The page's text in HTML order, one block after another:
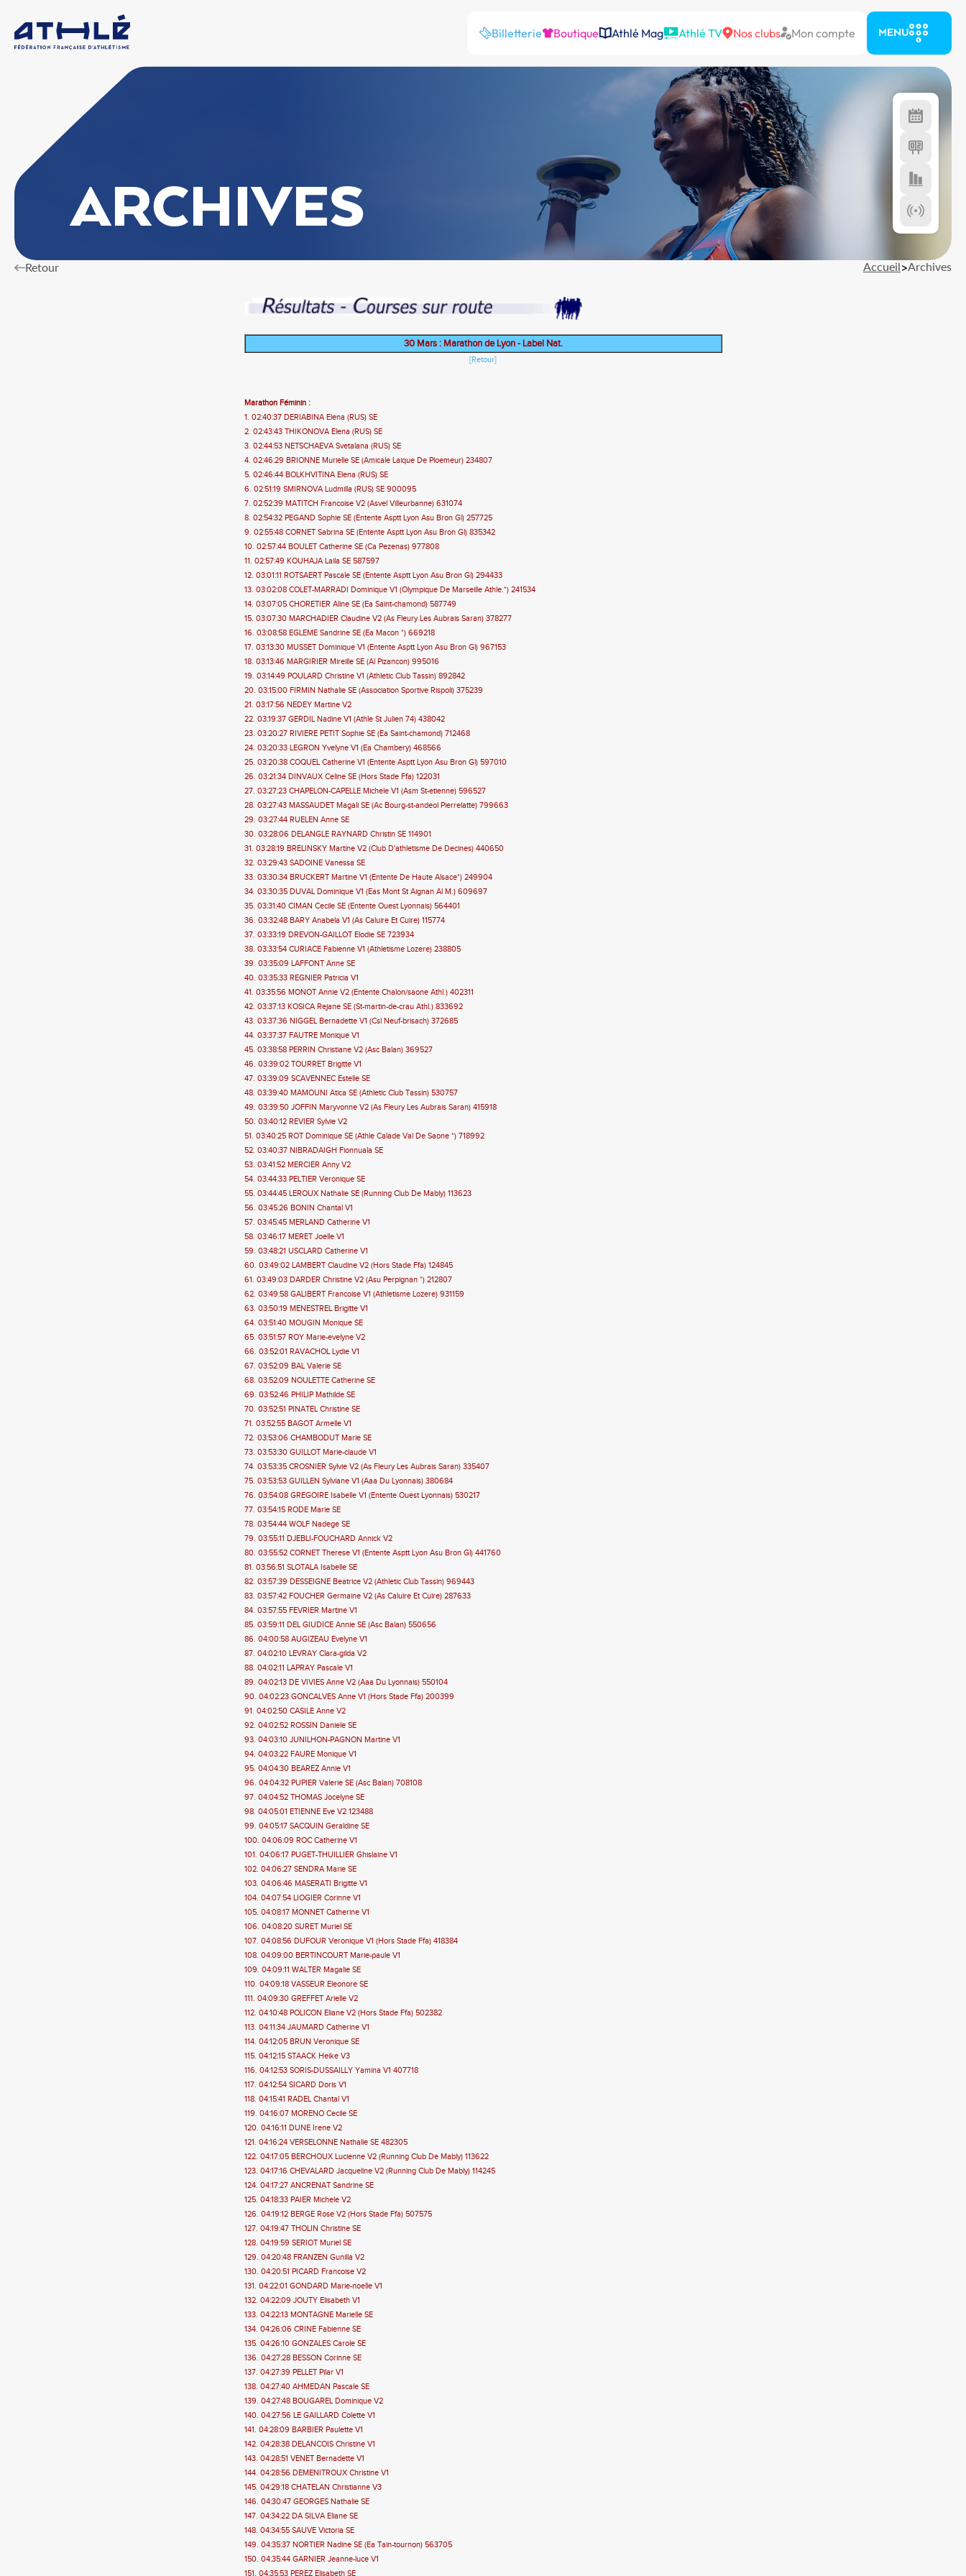
Billetterie Boutique Athlé Mag Athlé TV Nos clubs Mon compte MENU
ARCHIVES
Retour Accueil>Archives
30 Mars : Marathon de Lyon - Label Nat.
[Retour]
Marathon Féminin :
1. 02:40:37 DERIABINA Elena (RUS) SE
2. 02:43:43 THIKONOVA Elena (RUS) SE
3. 02:44:53 NETSCHAEVA Svetalana (RUS) SE
4. 02:46:29 BRIONNE Murielle SE (Amicale Laique De Ploemeur) 234807
5. 02:46:44 BOLKHVITINA Elena (RUS) SE
6. 02:51:19 SMIRNOVA Ludmilla (RUS) SE 900095
7. 02:52:39 MATITCH Francoise V2 (Asvel Villeurbanne) 631074
8. 02:54:32 PEGAND Sophie SE (Entente Asptt Lyon Asu Bron Gl) 257725
9. 02:55:48 CORNET Sabrina SE (Entente Asptt Lyon Asu Bron Gl) 835342
10. 02:57:44 BOULET Catherine SE (Ca Pezenas) 977808
11. 02:57:49 KOUHAJA Laila SE 587597
12. 03:01:11 ROTSAERT Pascale SE (Entente Asptt Lyon Asu Bron Gl) 294433
13. 03:02:08 COLET-MARRADI Dominique V1 (Olympique De Marseille Athle.*) 241534
14. 03:07:05 CHORETIER Aline SE (Ea Saint-chamond) 587749
15. 03:07:30 MARCHADIER Claudine V2 (As Fleury Les Aubrais Saran) 378277
16. 03:08:58 EGLEME Sandrine SE (Ea Macon *) 669218
17. 03:13:30 MUSSET Dominique V1 (Entente Asptt Lyon Asu Bron Gl) 967153
18. 03:13:46 MARGIRIER Mireille SE (Al Pizancon) 995016
19. 03:14:49 POULARD Christine V1 (Athletic Club Tassin) 892842
20. 03:15:00 FIRMIN Nathalie SE (Association Sportive Rispoli) 375239
21. 03:17:56 NEDEY Martine V2
22. 03:19:37 GERDIL Nadine V1 (Athle St Julien 74) 438042
23. 03:20:27 RIVIERE PETIT Sophie SE (Ea Saint-chamond) 712468
24. 03:20:33 LEGRON Yvelyne V1 (Ea Chambery) 468566
25. 03:20:38 COQUEL Catherine V1 (Entente Asptt Lyon Asu Bron Gl) 597010
26. 03:21:34 DINVAUX Celine SE (Hors Stade Ffa) 122031
27. 03:27:23 CHAPELON-CAPELLE Michele V1 (Asm St-etienne) 596527
28. 03:27:43 MASSAUDET Magali SE (Ac Bourg-st-andeol Pierrelatte) 799663
29. 03:27:44 RUELEN Anne SE
30. 03:28:06 DELANGLE RAYNARD Christin SE 114901
31. 03:28:19 BRELINSKY Martine V2 (Club D'athletisme De Decines) 440650
32. 03:29:43 SADOINE Vanessa SE
33. 03:30:34 BRUCKERT Martine V1 (Entente De Haute Alsace*) 249904
34. 03:30:35 DUVAL Dominique V1 (Eas Mont St Aignan Al M.) 609697
35. 03:31:40 CIMAN Cecile SE (Entente Ouest Lyonnais) 564401
36. 03:32:48 BARY Anabela V1 (As Caluire Et Cuire) 115774
37. 03:33:19 DREVON-GAILLOT Elodie SE 723934
38. 03:33:54 CURIACE Fabienne V1 (Athletisme Lozere) 238805
39. 03:35:09 LAFFONT Anne SE
40. 03:35:33 REGNIER Patricia V1
41. 03:35:56 MONOT Annie V2 (Entente Chalon/saone Athl.) 402311
42. 03:37:13 KOSICA Rejane SE (St-martin-de-crau Athl.) 833692
43. 03:37:36 NIGGEL Bernadette V1 (Csl Neuf-brisach) 372685
44. 03:37:37 FAUTRE Monique V1
45. 03:38:58 PERRIN Christiane V2 (Asc Balan) 369527
46. 03:39:02 TOURRET Brigitte V1
47. 03:39:09 SCAVENNEC Estelle SE
48. 03:39:40 MAMOUNI Atica SE (Athletic Club Tassin) 530757
49. 03:39:50 JOFFIN Maryvonne V2 (As Fleury Les Aubrais Saran) 415918
50. 03:40:12 REVIER Sylvie V2
51. 03:40:25 ROT Dominique SE (Athle Calade Val De Saone *) 718992
52. 03:40:37 NIBRADAIGH Fionnuala SE
53. 03:41:52 MERCIER Anny V2
54. 03:44:33 PELTIER Veronique SE
55. 03:44:45 LEROUX Nathalie SE (Running Club De Mably) 113623
56. 03:45:26 BONIN Chantal V1
57. 03:45:45 MERLAND Catherine V1
58. 03:46:17 MERET Joelle V1
59. 03:48:21 USCLARD Catherine V1
60. 03:49:02 LAMBERT Claudine V2 (Hors Stade Ffa) 124845
61. 03:49:03 DARDER Christine V2 (Asu Perpignan *) 212807
62. 03:49:58 GALIBERT Francoise V1 (Athletisme Lozere) 931159
63. 03:50:19 MENESTREL Brigitte V1
64. 03:51:40 MOUGIN Monique SE
65. 03:51:57 ROY Marie-evelyne V2
66. 03:52:01 RAVACHOL Lydie V1
67. 03:52:09 BAL Valerie SE
68. 03:52:09 NOULETTE Catherine SE
69. 03:52:46 PHILIP Mathilde SE
70. 03:52:51 PINATEL Christine SE
71. 03:52:55 BAGOT Armelle V1
72. 03:53:06 CHAMBODUT Marie SE
73. 03:53:30 GUILLOT Marie-claude V1
74. 03:53:35 CROSNIER Sylvie V2 (As Fleury Les Aubrais Saran) 335407
75. 03:53:53 GUILLEN Sylviane V1 (Aaa Du Lyonnais) 380684
76. 03:54:08 GREGOIRE Isabelle V1 (Entente Ouest Lyonnais) 530217
77. 03:54:15 RODE Marie SE
78. 03:54:44 WOLF Nadege SE
79. 03:55:11 DJEBLI-FOUCHARD Annick V2
80. 03:55:52 CORNET Therese V1 (Entente Asptt Lyon Asu Bron Gl) 441760
81. 03:56:51 SLOTALA Isabelle SE
82. 03:57:39 DESSEIGNE Beatrice V2 (Athletic Club Tassin) 969443
83. 03:57:42 FOUCHER Germaine V2 (As Caluire Et Cuire) 287633
84. 03:57:55 FEVRIER Martine V1
85. 03:59:11 DEL GIUDICE Annie SE (Asc Balan) 550656
86. 04:00:58 AUGIZEAU Evelyne V1
87. 04:02:10 LEVRAY Clara-gilda V2
88. 04:02:11 LAPRAY Pascale V1
89. 04:02:13 DE VIVIES Anne V2 (Aaa Du Lyonnais) 550104
90. 04:02:23 GONCALVES Anne V1 (Hors Stade Ffa) 200399
91. 04:02:50 CASILE Anne V2
92. 04:02:52 ROSSIN Daniele SE
93. 04:03:10 JUNILHON-PAGNON Martine V1
94. 04:03:22 FAURE Monique V1
95. 04:04:30 BEAREZ Annie V1
96. 04:04:32 PUPIER Valerie SE (Asc Balan) 708108
97. 04:04:52 THOMAS Jocelyne SE
98. 04:05:01 ETIENNE Eve V2 123488
99. 04:05:17 SACQUIN Geraldine SE
100. 04:06:09 ROC Catherine V1
101. 04:06:17 PUGET-THUILLIER Ghislaine V1
102. 04:06:27 SENDRA Marie SE
103. 04:06:46 MASERATI Brigitte V1
104. 04:07:54 LIOGIER Corinne V1
105. 04:08:17 MONNET Catherine V1
106. 04:08:20 SURET Muriel SE
107. 04:08:56 DUFOUR Veronique V1 (Hors Stade Ffa) 418384
108. 04:09:00 BERTINCOURT Marie-paule V1
109. 04:09:11 WALTER Magalie SE
110. 04:09:18 VASSEUR Eleonore SE
111. 04:09:30 GREFFET Arielle V2
112. 04:10:48 POLICON Eliane V2 (Hors Stade Ffa) 502382
113. 04:11:34 JAUMARD Catherine V1
114. 04:12:05 BRUN Veronique SE
115. 04:12:15 STAACK Heike V3
116. 04:12:53 SORIS-DUSSAILLY Yamina V1 407718
117. 04:12:54 SICARD Doris V1
118. 04:15:41 RADEL Chantal V1
119. 04:16:07 MORENO Cecile SE
120. 04:16:11 DUNE Irene V2
121. 04:16:24 VERSELONNE Nathalie SE 482305
122. 04:17:05 BERCHOUX Lucienne V2 (Running Club De Mably) 113622
123. 04:17:16 CHEVALARD Jacqueline V2 (Running Club De Mably) 114245
124. 04:17:27 ANCRENAT Sandrine SE
125. 04:18:33 PAIER Michele V2
126. 04:19:12 BERGE Rose V2 (Hors Stade Ffa) 507575
127. 04:19:47 THOLIN Christine SE
128. 04:19:59 SERIOT Muriel SE
129. 04:20:48 FRANZEN Gunilla V2
130. 04:20:51 PICARD Francoise V2
131. 04:22:01 GONDARD Marie-noelle V1
132. 04:22:09 JOUTY Elisabeth V1
133. 04:22:13 MONTAGNE Marielle SE
134. 04:26:06 CRINE Fabienne SE
135. 04:26:10 GONZALES Carole SE
136. 04:27:28 BESSON Corinne SE
137. 04:27:39 PELLET Pilar V1
138. 04:27:40 AHMEDAN Pascale SE
139. 04:27:48 BOUGAREL Dominique V2
140. 04:27:56 LE GAILLARD Colette V1
141. 04:28:09 BARBIER Paulette V1
142. 04:28:38 DELANCOIS Christine V1
143. 04:28:51 VENET Bernadette V1
144. 04:28:56 DEMENITROUX Christine V1
145. 04:29:18 CHATELAN Christianne V3
146. 04:30:47 GEORGES Nathalie SE
147. 04:34:22 DA SILVA Eliane SE
148. 04:34:55 SAUVE Victoria SE
149. 04:35:37 NORTIER Nadine SE (Ea Tain-tournon) 563705
150. 04:35:44 GARNIER Jeanne-luce V1
151. 04:35:53 PEREZ Elisabeth SE